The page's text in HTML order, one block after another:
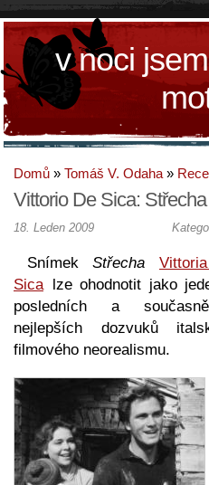
v noci
Domů » Tomáš V. Odaha »
Vittorio De Sica: Střecha
18. Leden 2009
Snímek Střecha
Sica lze ohodnotit jako
posledních a
nejlepších dozvuků
filmového neorealismu.